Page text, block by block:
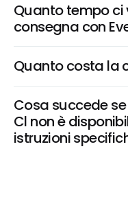
Quanto tempo ci
consegna con
Quanto costa la
Cosa succede se
Cl non è
istruzioni